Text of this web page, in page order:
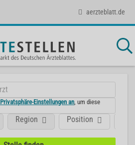
aerzteblatt.de
Einstellungen an , um diese
Position
Region